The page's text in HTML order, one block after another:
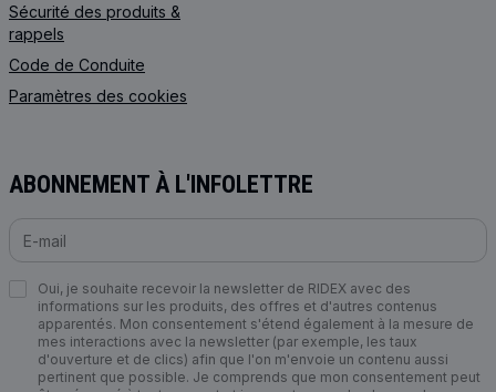
Sécurité des produits &
rappels
Code de Сonduite
Paramètres des cookies
ABONNEMENT À L'INFOLETTRE
Oui, je souhaite recevoir la newsletter de RIDEX avec des
informations sur les produits, des offres et d'autres contenus
apparentés. Mon consentement s'étend également à la mesure de
mes interactions avec la newsletter (par exemple, les taux
d'ouverture et de clics) afin que l'on m'envoie un contenu aussi
pertinent que possible. Je comprends que mon consentement peut